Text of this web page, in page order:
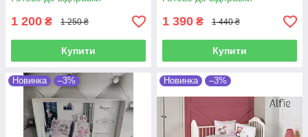
1 200 ₴ 1 250 ₴
Купити
1 390 ₴ 1 440 ₴
Купити
Новинка –3% Новинка –3%